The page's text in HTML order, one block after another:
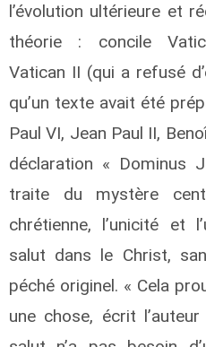
l’évolution ultérieure et
théorie : concile
Vatican II (qui a refusé
qu’un texte avait été
Paul VI, Jean Paul II,
déclaration « Dominus
traite du mystère
chrétienne, l’unicité et
salut dans le Christ,
péché originel. « Cela
une chose, écrit l’auteur